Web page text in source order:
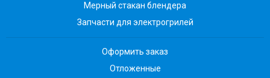
Мерный стакан блендера
Запчасти для электрогрилей
Оформить заказ
Отложенные